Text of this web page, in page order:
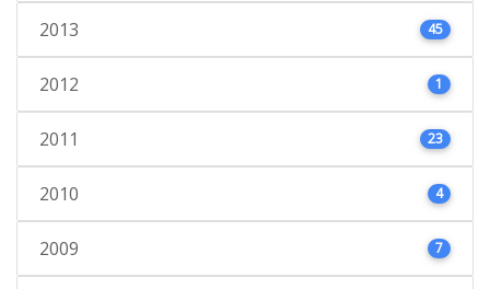
2013 45
2012 1
2011 23
2010 4
2009 7